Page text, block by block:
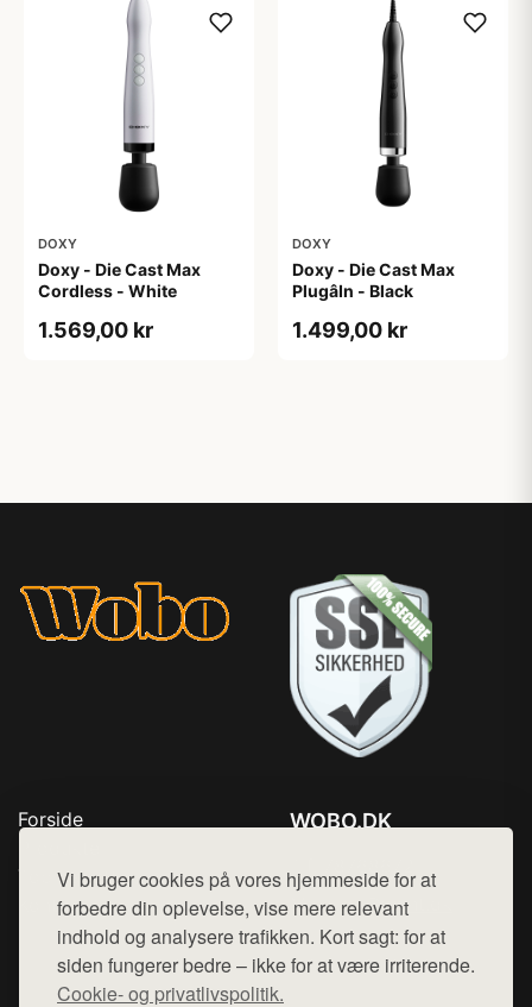
Vi bruger cookies på vores hjemmeside for at
forbedre din oplevelse, vise mere relevant
indhold og analysere trafikken. Kort sagt: for at
siden fungerer bedre – ikke for at være irriterende.
Cookie- og privatlivspolitik.
DOXY
Doxy - Die Cast Max
Cordless - White
1.569,00 kr
DOXY
Doxy - Die Cast Max
PlugâIn - Black
1.499,00 kr
Forside
Top Rabatter
Kontakt
WOBO.DK
Mail: hej@want.dk
Cookie- og privatlivspolitik